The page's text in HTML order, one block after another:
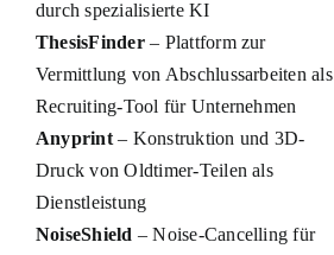
durch spezialisierte KI
ThesisFinder– Plattform zur
Vermittlung von Abschlussarbeiten als
Recruiting-Tool für Unternehmen
Anyprint– Konstruktion und 3D-
Druck von Oldtimer-Teilen als
Dienstleistung
NoiseShield – Noise-Cancelling für